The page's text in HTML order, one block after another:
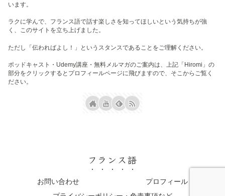
います。
ラクに学んで、フランス語で話す楽しさを知ってほしいという気持ちが強
く、このサイトを立ち上げました。
ただし「伝わればよし！」というスタンスであることをご理解ください。
ポッドキャスト・Udemy講座・無料メルマガのご案内は、上記「Hiromi」の
部分をクリックするとプロフィールページに飛びますので、そこからご覧く
ださい。
フランス語
お問い合わせ
プロフィール